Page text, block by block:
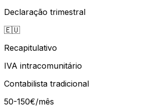
Declaração trimestral
🇪🇺
Recapitulativo
IVA intracomunitário
Contabilista tradicional
50-150€/mês